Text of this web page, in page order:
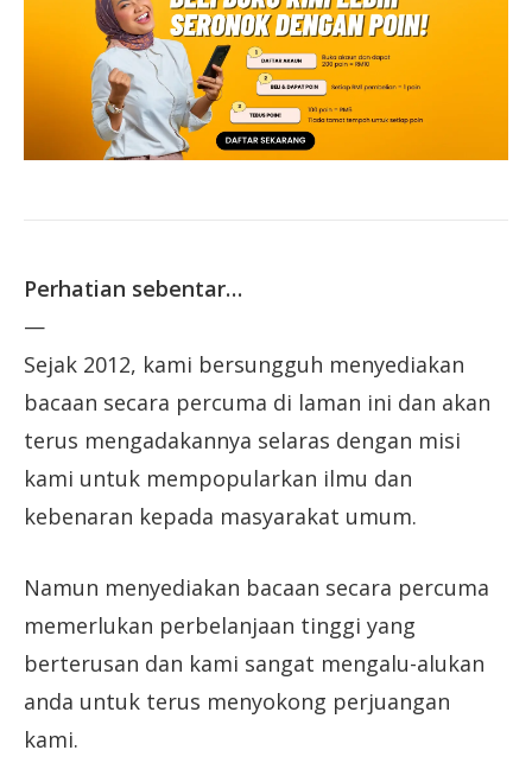
Perhatian sebentar…
—
Sejak 2012, kami bersungguh menyediakan
bacaan secara percuma di laman ini dan akan
terus mengadakannya selaras dengan misi
kami untuk mempopularkan ilmu dan
kebenaran kepada masyarakat umum.
Namun menyediakan bacaan secara percuma
memerlukan perbelanjaan tinggi yang
berterusan dan kami sangat mengalu-alukan
anda untuk terus menyokong perjuangan
kami.